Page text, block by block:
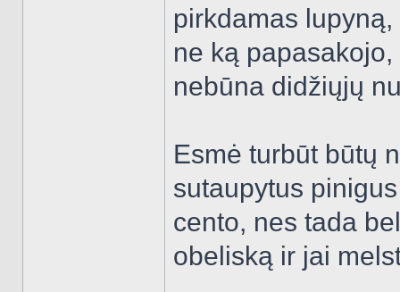
pirkdamas
ne ką
nebūna didžiųjų
Esmė turbūt būtų
sutaupytus
cento, nes tada
obeliską ir jai